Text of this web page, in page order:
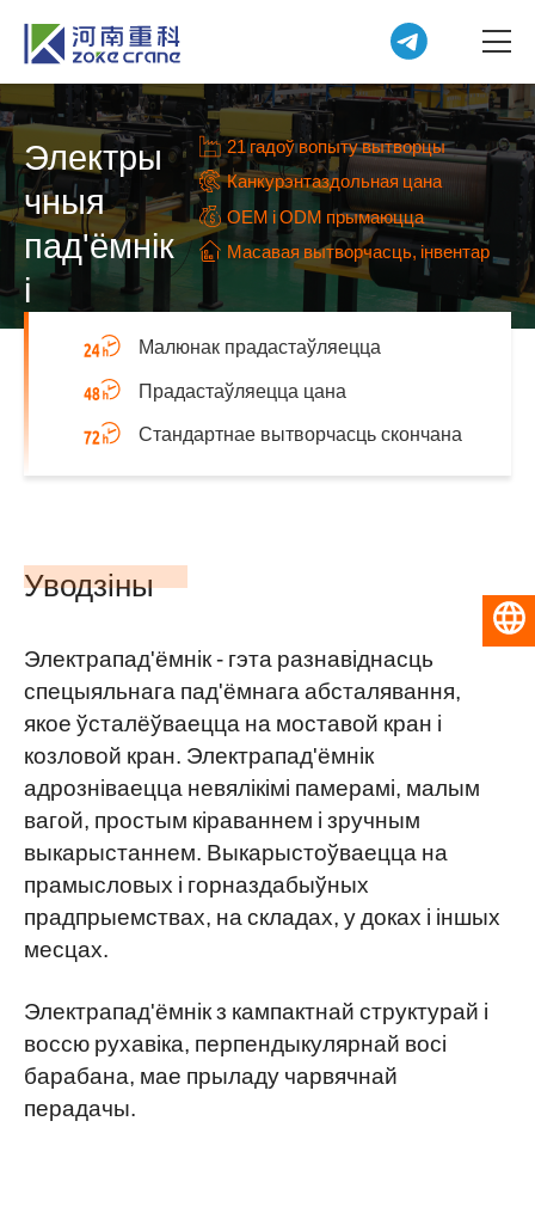
Электры
чныя
пад'ёмнік
і
21 гадоў вопыту вытворцы
Канкурэнтаздольная цана
OEM і ODM прымаюцца
Масавая вытворчасць, інвентар
Малюнак прадастаўляецца
Прадастаўляецца цана
Стандартнае вытворчасць скончана
Уводзіны
Электрапад'ёмнік - гэта разнавіднасць
спецыяльнага пад'ёмнага абсталявання,
якое ўсталёўваецца на моставой кран і
козловой кран. Электрапад'ёмнік
адрозніваецца невялікімі памерамі, малым
вагой, простым кіраваннем і зручным
выкарыстаннем. Выкарыстоўваецца на
прамысловых і горназдабыўных
прадпрыемствах, на складах, у доках і іншых
месцах.
Электрапад'ёмнік з кампактнай структурай і
воссю рухавіка, перпендыкулярнай восі
барабана, мае прыладу чарвячнай
перадачы.
Беларуская мова